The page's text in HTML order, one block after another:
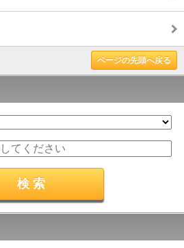
ページの先頭へ戻る